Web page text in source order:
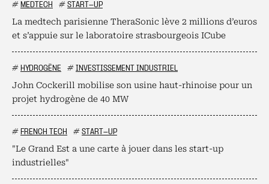
# MEDTECH # START-UP
La medtech parisienne TheraSonic lève 2 millions d’euros
et s’appuie sur le laboratoire strasbourgeois ICube
# HYDROGÈNE # INVESTISSEMENT INDUSTRIEL
John Cockerill mobilise son usine haut-rhinoise pour un
projet hydrogène de 40 MW
# FRENCH TECH # START-UP
"Le Grand Est a une carte à jouer dans les start-up
industrielles"